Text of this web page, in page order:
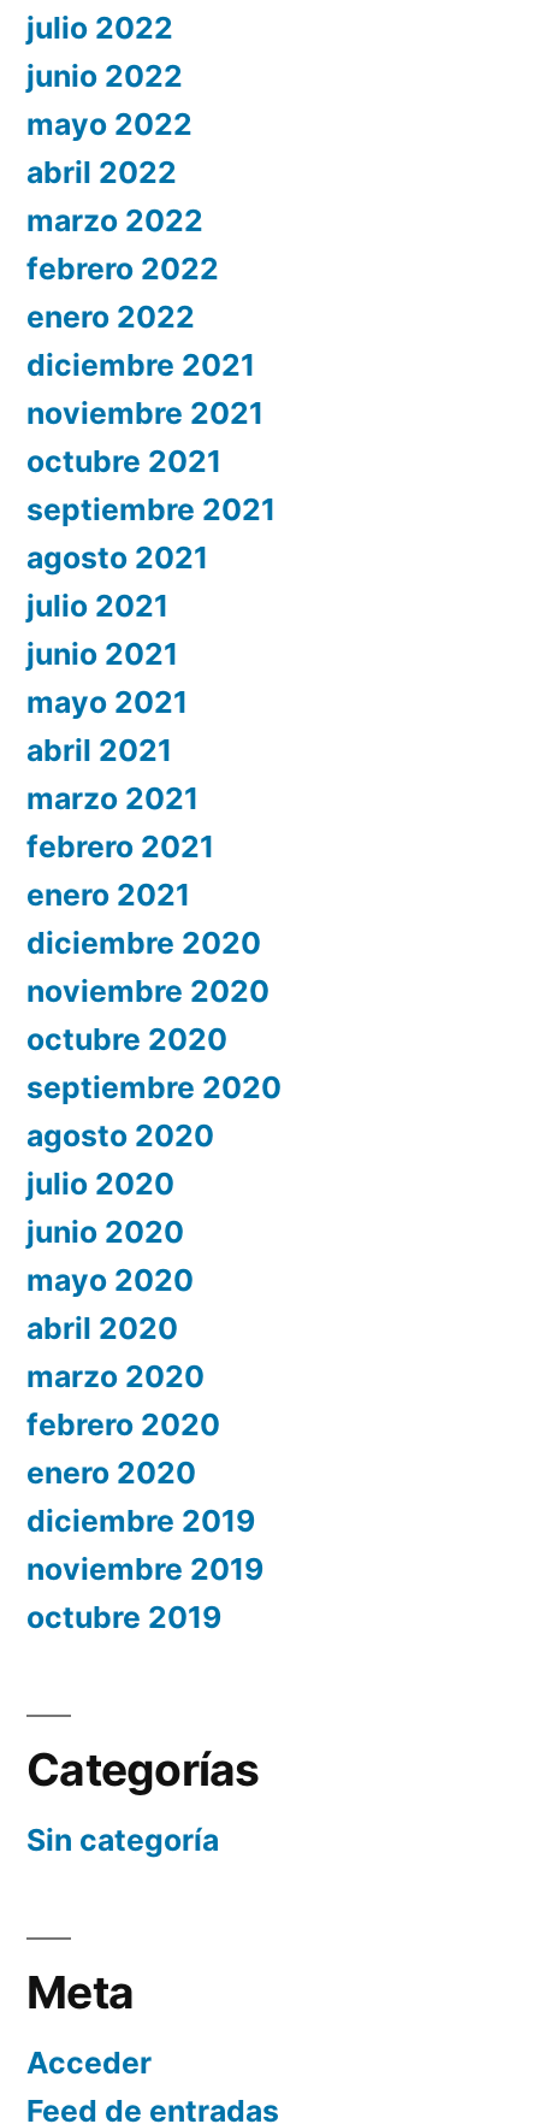
julio 2022
junio 2022
mayo 2022
abril 2022
marzo 2022
febrero 2022
enero 2022
diciembre 2021
noviembre 2021
octubre 2021
septiembre 2021
agosto 2021
julio 2021
junio 2021
mayo 2021
abril 2021
marzo 2021
febrero 2021
enero 2021
diciembre 2020
noviembre 2020
octubre 2020
septiembre 2020
agosto 2020
julio 2020
junio 2020
mayo 2020
abril 2020
marzo 2020
febrero 2020
enero 2020
diciembre 2019
noviembre 2019
octubre 2019
Categorías
Sin categoría
Meta
Acceder
Feed de entradas